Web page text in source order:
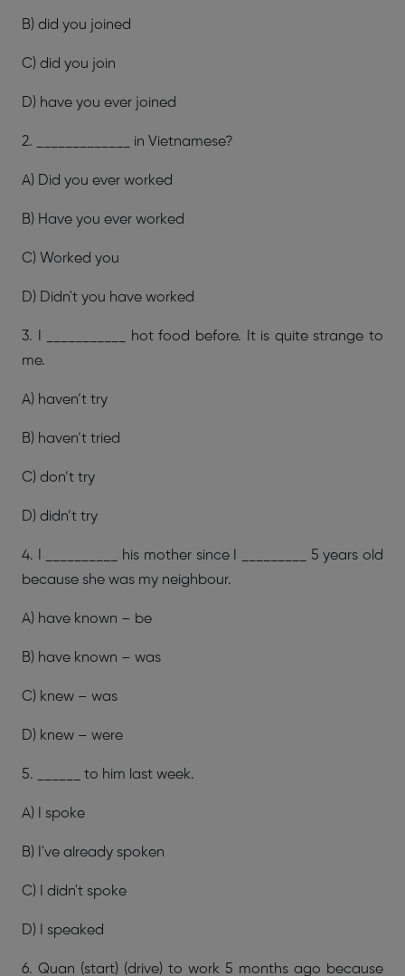
B) did you joined
C) did you join
D) have you ever joined
2. _____________ in Vietnamese?
A) Did you ever worked
B) Have you ever worked
C) Worked you
D) Didn't you have worked
3. I ___________ hot food before. It is quite strange to
me.
A) haven’t try
B) haven’t tried
C) don’t try
D) didn’t try
4. I __________ his mother since I _________ 5 years old
because she was my neighbour.
A) have known – be
B) have known – was
C) knew – was
D) knew – were
5. ______ to him last week.
A) I spoke
B) I've already spoken
C) I didn't spoke
D) I speaked
6. Quan (start) (drive) to work 5 months ago because